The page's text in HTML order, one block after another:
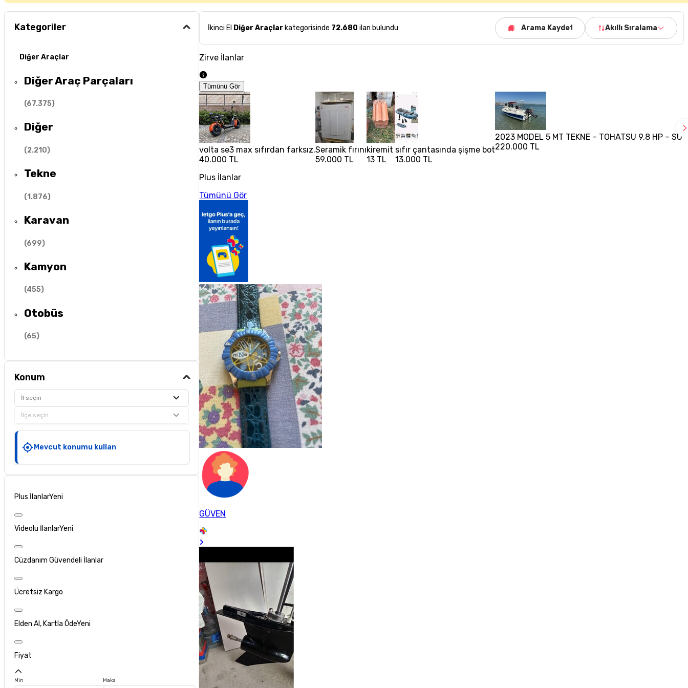
Kategoriler
Diğer Araçlar
Diğer Araç Parçaları
(67.375)
Diğer
(2.210)
Tekne
(1.876)
Karavan
(699)
Kamyon
(455)
Otobüs
(65)
Konum
İl seçin
İlçe seçin
Mevcut konumu kullan
Plus İlanlarYeni
Videolu İlanlarYeni
Cüzdanım Güvendeli İlanlar
Ücretsiz Kargo
Elden Al, Kartla ÖdeYeni
Fiyat
Min Maks
İkinci El Diğer Araçlar kategorisinde 72.680 ilan bulundu Arama Kaydet Akıllı Sıralama
Zirve İlanlar
Tümünü Gör
volta se3 max sıfırdan farksız.
40.000 TL
Seramik fırını
59.000 TL
kiremit
13 TL
sıfır çantasında şişme bot
13.000 TL
2023 MODEL 5 MT TEKNE – TOHATSU 9.8 HP –
220.000 TL
Plus İlanlar
Tümünü Gör
GÜVEN